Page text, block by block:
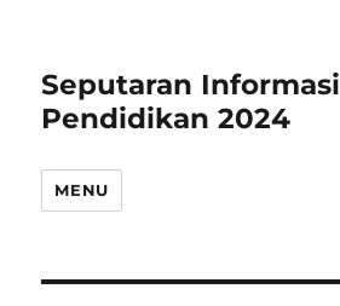
Seputaran Informasi
Pendidikan 2024
MENU